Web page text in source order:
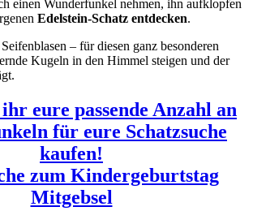
einen Wunderfunkel nehmen, ihn aufklopfen
Edelstein-Schatz entdecken.
– für diesen ganz besonderen
Kugeln in den Himmel steigen und der
eure passende Anzahl an
für eure Schatzsuche
kaufen!
zum Kindergeburtstag
Mitgebsel